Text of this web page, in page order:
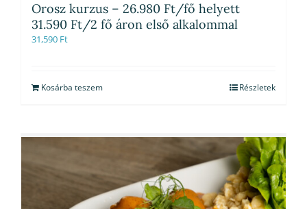
Orosz kurzus – 26.980 Ft/fő helyett
31.590 Ft/2 fő áron első alkalommal
31,590 Ft
Kosárba teszem Részletek